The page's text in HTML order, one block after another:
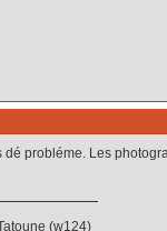
dé probléme. Les
(w124)